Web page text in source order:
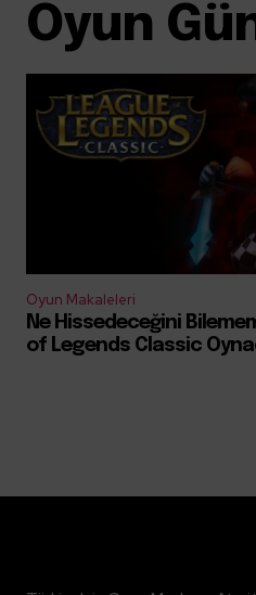
Oyun
Oyun Makaleleri
Ne Hissedeceğini
of Legends Classic